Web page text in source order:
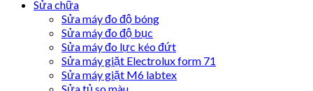
Sửa chữa
Sửa máy đo độ bóng
Sửa máy đo độ bục
Sửa máy đo lực kéo đứt
Sửa máy giặt Electrolux form 71
Sửa máy giặt M6 labtex